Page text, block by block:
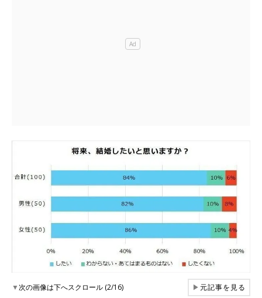
▼次の画像は下へスクロール (2/16) ▶元記事を見る